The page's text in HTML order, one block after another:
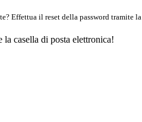
Effettua il reset della password tramite la
casella di posta elettronica!